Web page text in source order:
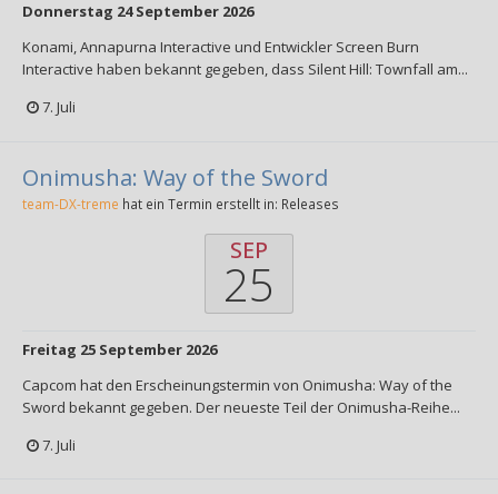
Donnerstag 24 September 2026
Konami, Annapurna Interactive und Entwickler Screen Burn
Interactive haben bekannt gegeben, dass Silent Hill: Townfall am...
7. Juli
Onimusha: Way of the Sword
team-DX-treme hat ein Termin erstellt in: Releases
SEP
25
Freitag 25 September 2026
Capcom hat den Erscheinungstermin von Onimusha: Way of the
Sword bekannt gegeben. Der neueste Teil der Onimusha-Reihe...
7. Juli